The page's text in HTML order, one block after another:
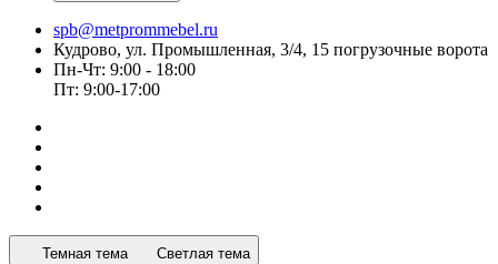
spb@metprommebel.ru
Кудрово, ул. Промышленная, 3/4, 15 погрузочные ворота
Пн-Чт: 9:00 - 18:00
Пт: 9:00-17:00
Темная тема Светлая тема